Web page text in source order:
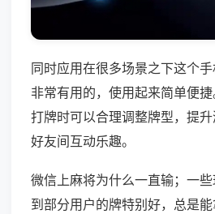
同时应用在很多场景之下这个
非常有用的，使用起来简单便
打牌时可以合理调整牌型，提
好友间互动乐趣。
微信上麻将为什么一直输；一
到部分用户的牌特别好，总是